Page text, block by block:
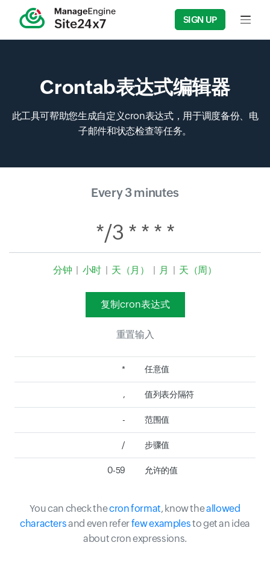
SIGN UP Input
Crontab表达式编辑器
此工具可帮助您生成自定义cron表达式，用于调度备份、电
子邮件和状态检查等任务。
Every 3 minutes
分钟 | 小时 | 天（月） | 月 | 天（周）
复制cron表达式
重置输入
* 任意值
, 值列表分隔符
- 范围值
/ 步骤值
0-59 允许的值
You can check thecron format, know theallowed
charactersand even referfew examplesto get an idea
about cron expressions.